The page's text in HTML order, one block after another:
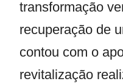
transformação
recuperação de
contou com o
revitalização